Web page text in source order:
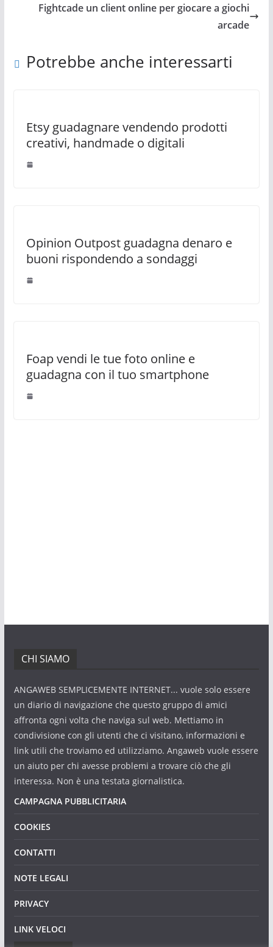
Fightcade un client online per giocare a giochi
arcade
Potrebbe anche interessarti
Etsy guadagnare vendendo prodotti
creativi, handmade o digitali
Opinion Outpost guadagna denaro e
buoni rispondendo a sondaggi
Foap vendi le tue foto online e
guadagna con il tuo smartphone
CHI SIAMO
ANGAWEB SEMPLICEMENTE INTERNET... vuole solo essere
un diario di navigazione che questo gruppo di amici
affronta ogni volta che naviga sul web. Mettiamo in
condivisione con gli utenti che ci visitano, informazioni e
link utili che troviamo ed utilizziamo. Angaweb vuole essere
un aiuto per chi avesse problemi a trovare ciò che gli
interessa. Non è una testata giornalistica.
CAMPAGNA PUBBLICITARIA
COOKIES
CONTATTI
NOTE LEGALI
PRIVACY
LINK VELOCI